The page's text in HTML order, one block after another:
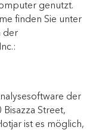
genutzt.
finden Sie unter
der
der
Bisazza Street,
ist es möglich,